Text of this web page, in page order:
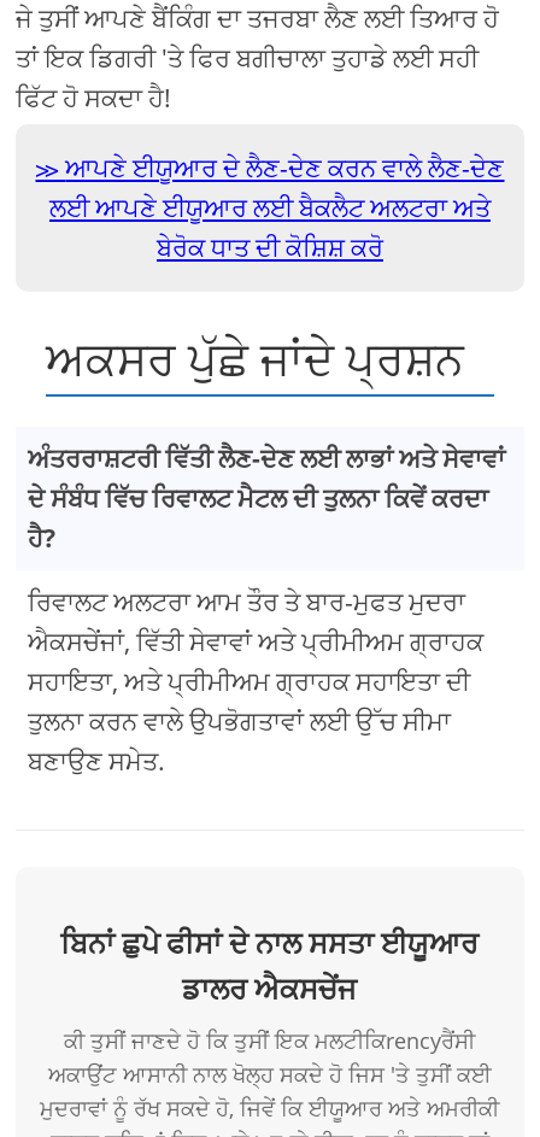
ਜੇ ਤੁਸੀਂ ਆਪਣੇ ਬੈਂਕਿੰਗ ਦਾ ਤਜਰਬਾ ਲੈਣ ਲਈ ਤਿਆਰ ਹੋ
ਤਾਂ ਇਕ ਡਿਗਰੀ 'ਤੇ ਫਿਰ ਬਗੀਚਾਲਾ ਤੁਹਾਡੇ ਲਈ ਸਹੀ
ਫਿੱਟ ਹੋ ਸਕਦਾ ਹੈ!
ਆਪਣੇ ਈਯੂਆਰ ਦੇ ਲੈਣ-ਦੇਣ ਕਰਨ ਵਾਲੇ ਲੈਣ-ਦੇਣ
ਲਈ ਆਪਣੇ ਈਯੂਆਰ ਲਈ ਬੈਕਲੈਟ ਅਲਟਰਾ ਅਤੇ
ਬੇਰੋਕ ਧਾਤ ਦੀ ਕੋਸ਼ਿਸ਼ ਕਰੋ
ਅਕਸਰ ਪੁੱਛੇ ਜਾਂਦੇ ਪ੍ਰਸ਼ਨ
ਅੰਤਰਰਾਸ਼ਟਰੀ ਵਿੱਤੀ ਲੈਣ-ਦੇਣ ਲਈ ਲਾਭਾਂ ਅਤੇ ਸੇਵਾਵਾਂ
ਦੇ ਸੰਬੰਧ ਵਿੱਚ ਰਿਵਾਲਟ ਮੈਟਲ ਦੀ ਤੁਲਨਾ ਕਿਵੇਂ ਕਰਦਾ
ਹੈ?
ਰਿਵਾਲਟ ਅਲਟਰਾ ਆਮ ਤੌਰ ਤੇ ਬਾਰ-ਮੁਫਤ ਮੁਦਰਾ
ਐਕਸਚੇਂਜਾਂ, ਵਿੱਤੀ ਸੇਵਾਵਾਂ ਅਤੇ ਪ੍ਰੀਮੀਅਮ ਗ੍ਰਾਹਕ
ਸਹਾਇਤਾ, ਅਤੇ ਪ੍ਰੀਮੀਅਮ ਗ੍ਰਾਹਕ ਸਹਾਇਤਾ ਦੀ
ਤੁਲਨਾ ਕਰਨ ਵਾਲੇ ਉਪਭੋਗਤਾਵਾਂ ਲਈ ਉੱਚ ਸੀਮਾ
ਬਣਾਉਣ ਸਮੇਤ.
ਬਿਨਾਂ ਛੁਪੇ ਫੀਸਾਂ ਦੇ ਨਾਲ ਸਸਤਾ ਈਯੂਆਰ
ਡਾਲਰ ਐਕਸਚੇਂਜ
ਕੀ ਤੁਸੀਂ ਜਾਣਦੇ ਹੋ ਕਿ ਤੁਸੀਂ ਇਕ ਮਲਟੀਕਿrencyਰੈਂਸੀ
ਅਕਾਉਂਟ ਆਸਾਨੀ ਨਾਲ ਖੋਲ੍ਹ ਸਕਦੇ ਹੋ ਜਿਸ 'ਤੇ ਤੁਸੀਂ ਕਈ
ਮੁਦਰਾਵਾਂ ਨੂੰ ਰੱਖ ਸਕਦੇ ਹੋ, ਜਿਵੇਂ ਕਿ ਈਯੂਆਰ ਅਤੇ ਅਮਰੀਕੀ